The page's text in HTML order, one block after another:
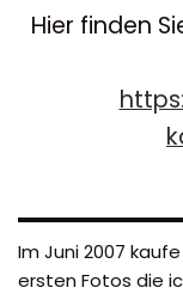
Hier finden
Im Juni 2007
ersten Fotos die